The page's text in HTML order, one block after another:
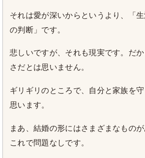
それは愛が深いからというより、「
の判断」です。
悲しいですが、それも現実です。だ
さだとは思いません。
ギリギリのところで、自分と家族を
思います。
まあ、結婚の形にはさまざまなもの
これで問題なしです。